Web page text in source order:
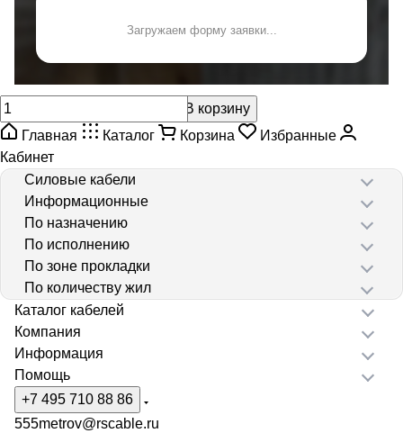
Загружаем форму заявки...
В корзину
Главная
Каталог Корзина
Избранные
Кабинет
Силовые кабели
Информационные
По назначению
По исполнению
По зоне прокладки
По количеству жил
Каталог кабелей
Компания
Информация
Помощь
+7 495 710 88 86
555metrov@rscable.ru